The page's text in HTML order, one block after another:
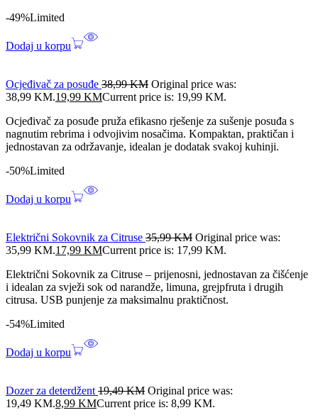
-49%Limited
Dodaj u korpu
Ocjeđivač za posuđe 38,99KM Original price was:
38,99 KM.19,99 KMCurrent price is: 19,99 KM.
Ocjeđivač za posuđe pruža efikasno rješenje za sušenje posuđa s
nagnutim rebrima i odvojivim nosačima. Kompaktan, praktičan i
jednostavan za održavanje, idealan je dodatak svakoj kuhinji.
-50%Limited
Dodaj u korpu
Električni Sokovnik za Citruse 35,99KM Original price was:
35,99 KM.17,99 KMCurrent price is: 17,99 KM.
Električni Sokovnik za Citruse – prijenosni, jednostavan za čišćenje
i idealan za svježi sok od narandže, limuna, grejpfruta i drugih
citrusa. USB punjenje za maksimalnu praktičnost.
-54%Limited
Dodaj u korpu
Dozer za deterdžent 19,49KM Original price was:
19,49 KM.8,99 KMCurrent price is: 8,99 KM.